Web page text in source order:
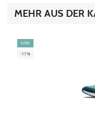
MEHR AUS DER
NEW
-17%